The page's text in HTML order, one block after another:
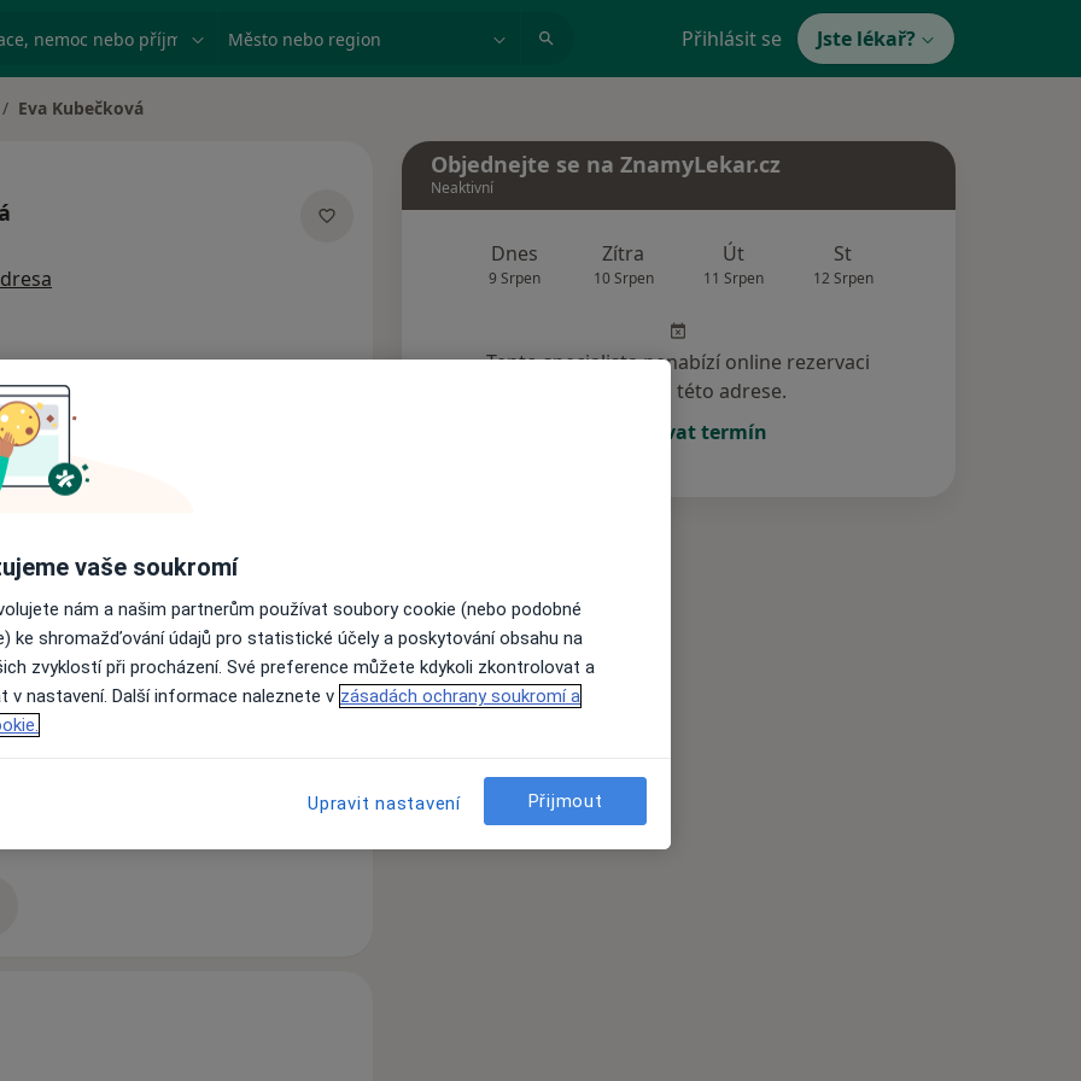
nemoc nebo příjmení Město nebo region Přihlásit se Jste lékař?
města
Eva Kubečková
komplexní péči, příjemné
poradenství. Na Vašich zubech
máte se zoubky neustále
se zoubkům dostane nejen
aby nové problémy již nevznikaly.
1. Ve zdravotním středisku v
Objednejte se na ZnamyLekar.cz
Neaktivní
Dnes
9 Srpen
Zítra
10 Srpen
Út
11 Srpen
St
12 Srpen
Tento specialista nenabízí online rezervaci
termínu na této adrese.
Rezervovat termín
vaše soukromí
nám a našim partnerům používat soubory cookie (nebo podobné
ke shromažďování údajů pro statistické účely a poskytování obsahu na
zvyklostí při procházení. Své preference můžete kdykoli zkontrolovat a
v nastavení. Další informace naleznete v zásadách ochrany soukromí a
Upravit nastavení Přijmout